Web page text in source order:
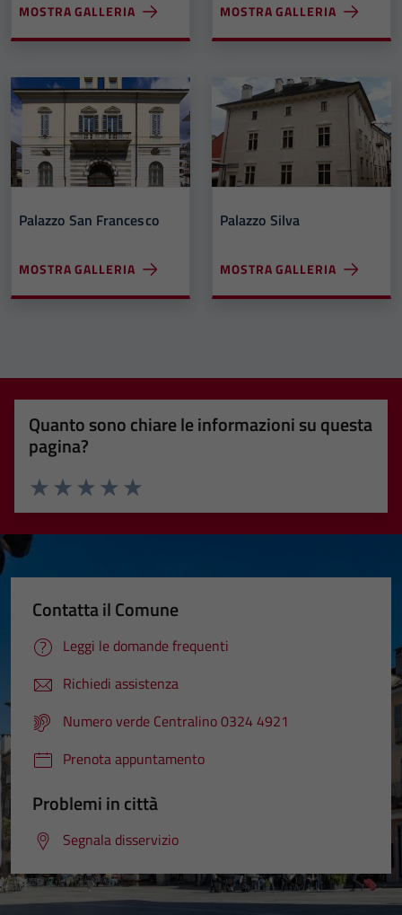
MOSTRA GALLERIA MOSTRA GALLERIA
Palazzo San Francesco
MOSTRA GALLERIA
Palazzo Silva
MOSTRA GALLERIA
Quanto sono chiare le informazioni su questa
pagina?
Valuta 5 stelle su 5
Valuta 4 stelle su 5
Valuta 3 stelle su 5
Valuta 2 stelle su 5
Valuta 1 stelle su 5
Contatta il Comune
Leggi le domande frequenti
Richiedi assistenza
Numero verde Centralino 0324 4921
Prenota appuntamento
Problemi in città
Segnala disservizio